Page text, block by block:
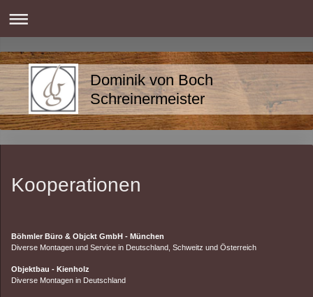
Dominik von Boch
Schreinermeister
Kooperationen
Böhmler Büro & Objckt GmbH - München
Diverse Montagen und Service in Deutschland, Schweitz und Österreich
Objektbau - Kienholz
Diverse Montagen in Deutschland